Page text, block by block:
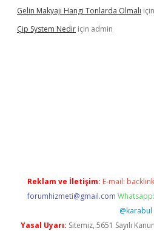
Gelin Makyajı Hangi Tonlarda Olmalı için
Çip System Nedir için admin
Reklam ve İletişim: E-mail:
forumhizmeti@gmail.com
@karabul
Yasal Uyarı: Sitemiz, 5651 Sayılı